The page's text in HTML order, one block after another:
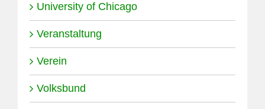
University of Chicago
Veranstaltung
Verein
Volksbund